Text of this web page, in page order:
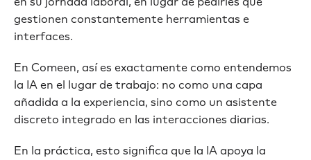
gestionen constantemente herramientas e
interfaces.
En Comeen, así es exactamente como entendemos
la IA en el lugar de trabajo: no como una capa
añadida a la experiencia, sino como un asistente
discreto integrado en las interacciones diarias.
En la práctica, esto significa que la IA apoya la